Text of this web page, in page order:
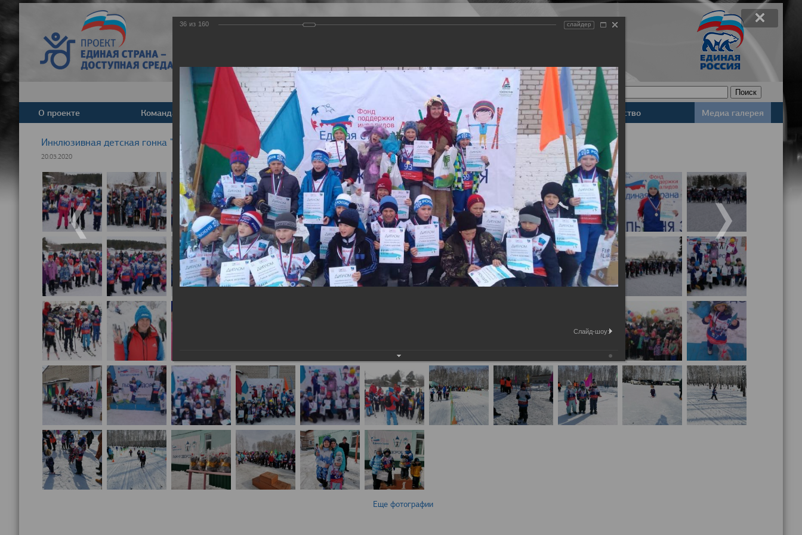
Задать вопрос
О проекте Команда Новости Деятельность Базы данных Законодательство Медиа галерея
Инклюзивная детская гонка "Лыжня здоровья" 2020
20.03.2020
Еще фотографии
36 из 160 слайдер
Слайд-шоу: